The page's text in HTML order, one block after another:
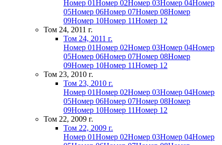
Номер 01Номер 02Номер 03Номер 04Номер
05Номер 06Номер 07Номер 08Номер
09Номер 10Номер 11Номер 12
Том 24, 2011 г.
Том 24, 2011 г.
Номер 01Номер 02Номер 03Номер 04Номер
05Номер 06Номер 07Номер 08Номер
09Номер 10Номер 11Номер 12
Том 23, 2010 г.
Том 23, 2010 г.
Номер 01Номер 02Номер 03Номер 04Номер
05Номер 06Номер 07Номер 08Номер
09Номер 10Номер 11Номер 12
Том 22, 2009 г.
Том 22, 2009 г.
Номер 01Номер 02Номер 03Номер 04Номер